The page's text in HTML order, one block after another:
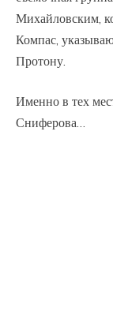
Михайловским,
Компас,
Протону.
Именно в тех
Сниферова…